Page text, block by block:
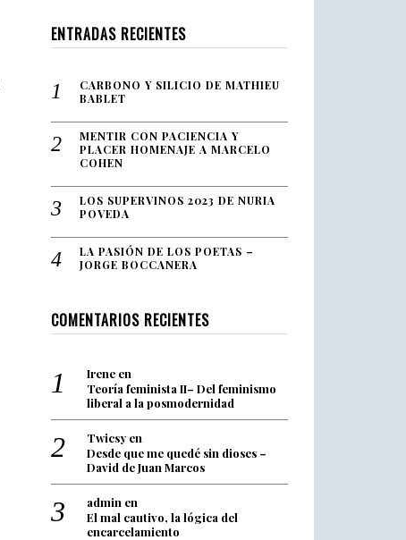
ENTRADAS RECIENTES
CARBONO Y SILICIO DE MATHIEU
BABLET
MENTIR CON PACIENCIA Y
PLACER HOMENAJE A MARCELO
COHEN
LOS SUPERVINOS 2023 DE NURIA
POVEDA
LA PASIÓN DE LOS POETAS –
JORGE BOCCANERA
COMENTARIOS RECIENTES
Ireneen
Teoría feminista II– Del feminismo
liberal a la posmodernidad
Twicsyen
Desde que me quedé sin dioses –
David de Juan Marcos
admin en
El mal cautivo, la lógica del
encarcelamiento